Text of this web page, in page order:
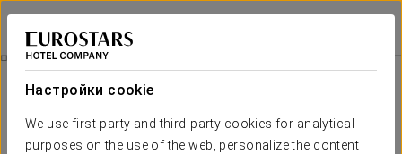
Настройки cookie
We use first-party and third-party cookies for analytical
purposes on the use of the web, personalize the content
Eurostars Madrid Tower
МАДРИД
Дегустационное Меню 10%